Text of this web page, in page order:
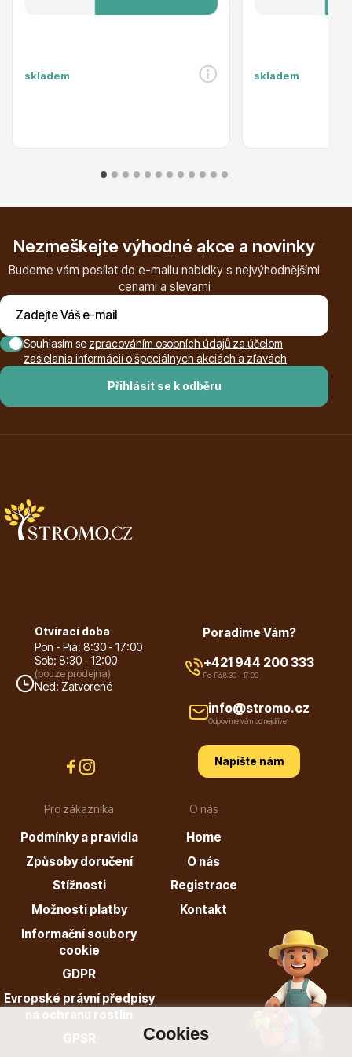
Cookies
Ovocné stromy
Okrasné trávy
Okrasné keře
Bambusy
Dekorace
skladem skladem
Nezmeškejte výhodné akce a novinky
Budeme vám posílat do e-mailu nabídky s nejvýhodnějšími
cenami a slevami
Přihlásit se k odběru
Souhlasím se zpracováním osobních údajů za účelom
zasielania informácií o špeciálnych akciách a zľavách
Otvírací doba
Pon - Pia: 8:30 - 17:00
Sob: 8:30 - 12:00
(pouze prodejna)
Ned: Zatvorené
Pro zákazníka
Podmínky a pravidla
Způsoby doručení
Stížnosti
Možnosti platby
Informační soubory
cookie
GDPR
Evropské právní předpisy
na ochranu rostlin
GPSR
O nás
Home
O nás
Registrace
Kontakt
Poradíme Vám?
+421 944 200 333
Po-Pá 8:30 - 17:00
info@stromo.cz
Odpovíme vám co nejdříve
Napište nám